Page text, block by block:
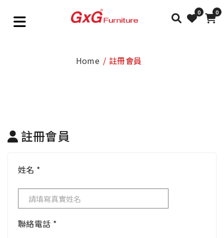
0 0
Home 註冊會員
註冊會員
姓名 *
聯絡電話 *